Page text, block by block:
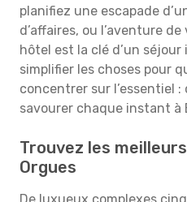
planifiez une escapade
d’affaires, ou l’aventure
hôtel est la clé d’un
simplifier les choses pour
concentrer sur l’essentiel
savourer chaque instant à
Trouvez les
Orgues